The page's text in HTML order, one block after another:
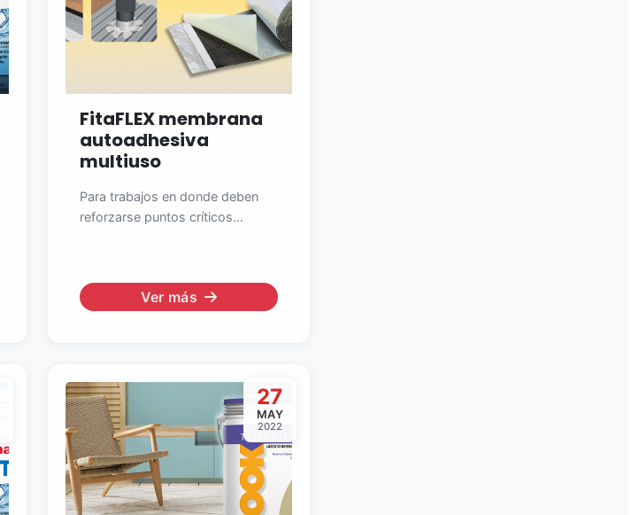
FitaFLEX membrana
autoadhesiva
multiuso
Para trabajos en donde deben
reforzarse puntos críticos...
Ver más
27
MAY
2022